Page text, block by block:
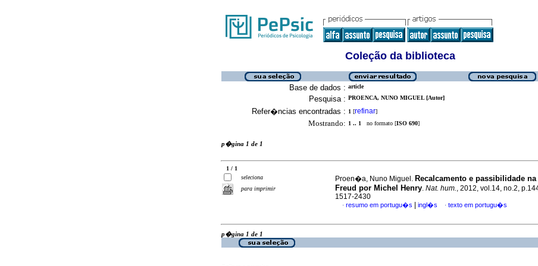
Coleção da biblioteca
Base de dados : article
Pesquisa : PROENCA, NUNO MIGUEL [Autor]
Refer�ncias encontradas : 1 [refinar]
Mostrando: 1 .. 1 no formato [ISO 690]
p�gina 1 de 1
1 / 1
seleciona
para imprimir
Proen�a, Nuno Miguel. Recalcamento e passibilidade
Freud por Michel Henry. Nat. hum., 2012, vol.14, no.2,
1517-2430
· resumo em portugu�s ingl�s · texto em portugu�s
p�gina 1 de 1